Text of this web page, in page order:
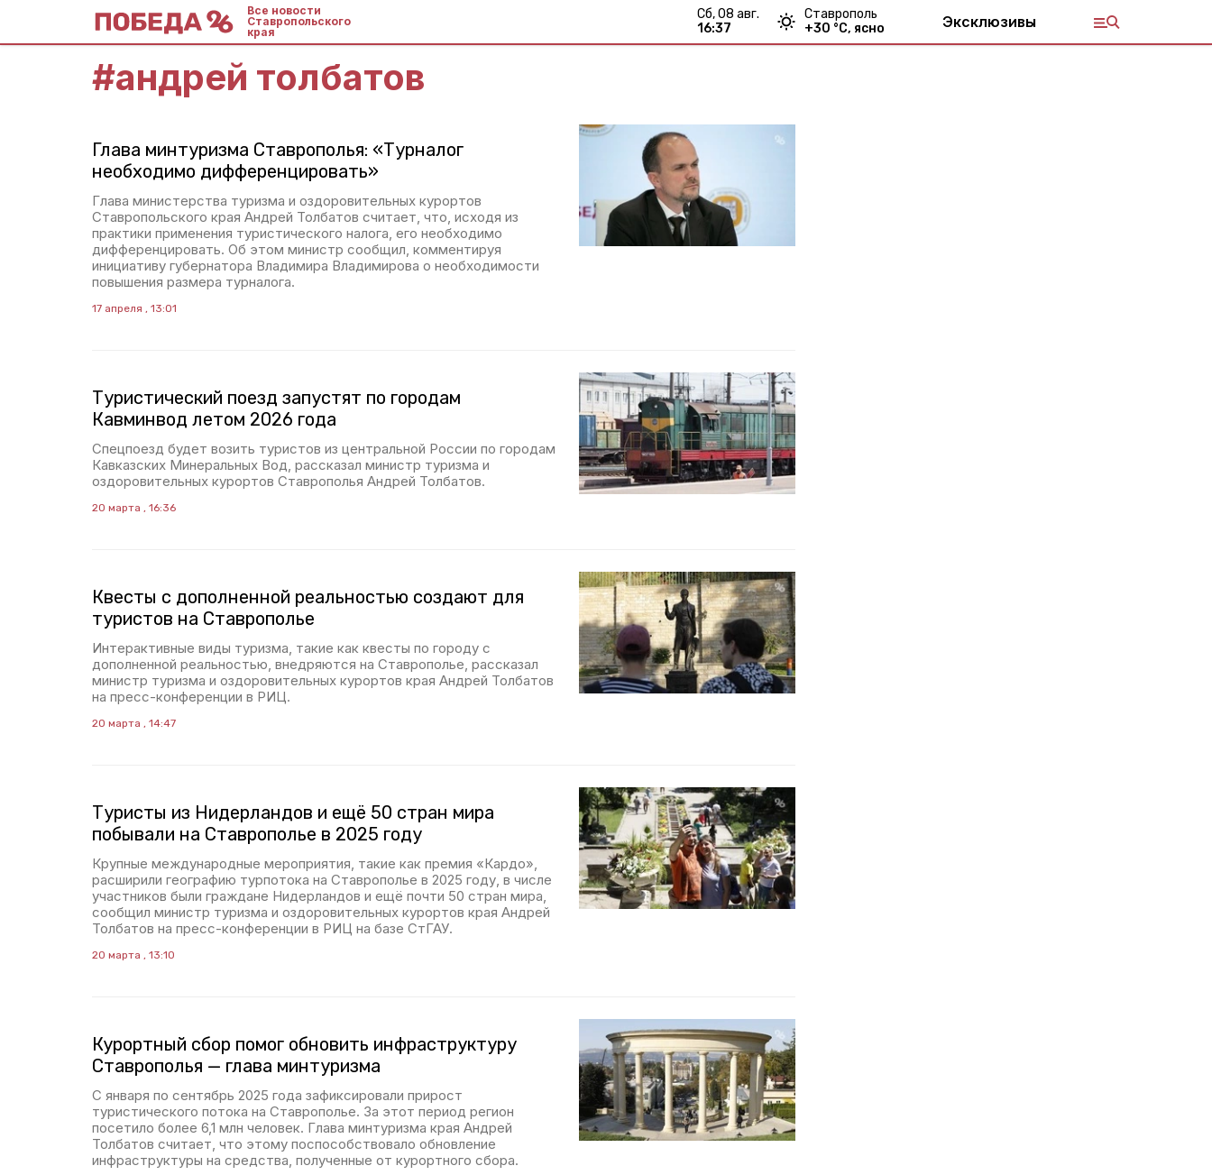
Все новости
Ставропольского
края
сб, 08 авг.
16:37
Ставрополь
+30 °С, ясно Эксклюзивы
#андрей толбатов
Глава минтуризма Ставрополья: «Турналог
необходимо дифференцировать»
Глава министерства туризма и оздоровительных курортов
Ставропольского края Андрей Толбатов считает, что, исходя из
практики применения туристического налога, его необходимо
дифференцировать. Об этом министр сообщил, комментируя
инициативу губернатора Владимира Владимирова о необходимости
повышения размера турналога.
17 апреля , 13:01
Туристический поезд запустят по городам
Кавминвод летом 2026 года
Спецпоезд будет возить туристов из центральной России по городам
Кавказских Минеральных Вод, рассказал министр туризма и
оздоровительных курортов Ставрополья Андрей Толбатов.
20 марта , 16:36
Квесты с дополненной реальностью создают для
туристов на Ставрополье
Интерактивные виды туризма, такие как квесты по городу с
дополненной реальностью, внедряются на Ставрополье, рассказал
министр туризма и оздоровительных курортов края Андрей Толбатов
на пресс-конференции в РИЦ.
20 марта , 14:47
Туристы из Нидерландов и ещё 50 стран мира
побывали на Ставрополье в 2025 году
Крупные международные мероприятия, такие как премия «Кардо»,
расширили географию турпотока на Ставрополье в 2025 году, в числе
участников были граждане Нидерландов и ещё почти 50 стран мира,
сообщил министр туризма и оздоровительных курортов края Андрей
Толбатов на пресс-конференции в РИЦ на базе СтГАУ.
20 марта , 13:10
Курортный сбор помог обновить инфраструктуру
Ставрополья — глава минтуризма
С января по сентябрь 2025 года зафиксировали прирост
туристического потока на Ставрополье. За этот период регион
посетило более 6,1 млн человек. Глава минтуризма края Андрей
Толбатов считает, что этому поспособствовало обновление
инфраструктуры на средства, полученные от курортного сбора.